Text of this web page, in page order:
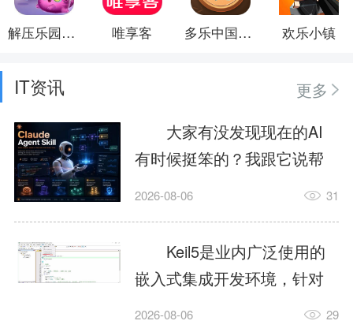
解压乐园模拟器 唯享客 多乐中国象棋 欢乐小镇
IT资讯
更多
大家有没发现现在的AI
有时候挺笨的？我跟它说帮
我订个明天早上的闹钟，它
这样？因为AI，就是个只会
耍嘴皮子的书呆子。它脑子
里有海量知识，但没有真正
激发出来实力。而
2026-08-06 31
Keil5是业内广泛使用的
嵌入式集成开发环境，针对
ARM、51内核单片机提供编
2026-08-06 29